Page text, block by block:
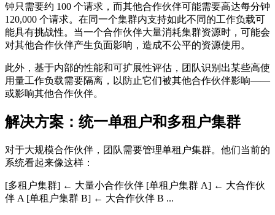
钟只需要约 100 个请求，而其他合作伙伴可能需要高达每分钟
120,000 个请求。在同一个集群内支持如此不同的工作负载可
能具有挑战性。当一个合作伙伴大量消耗集群资源时，可能会
对其他合作伙伴产生负面影响，造成不公平的资源使用。
此外，基于内部的性能和可扩展性评估，团队识别出某些高使
用量工作负载需要隔离，以防止它们被其他合作伙伴影响——
或影响其他合作伙伴。
解决方案：统一单租户和多租户集群
对于大规模合作伙伴，团队需要管理单租户集群。他们当前的
系统看起来像这样：
[多租户集群] ← 大量小合作伙伴 [单租户集群 A] ← 大合作伙
伴 A [单租户集群 B] ← 大合作伙伴 B ...